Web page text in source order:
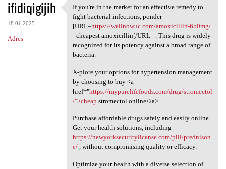
ifidiqigijih
18.01.2025
Adres
If you're in the market for
If you're in the market for an effective remedy to
fight bacterial infections, ponder
[URL=https://wellnowuc.com/amoxicillin-650mg/
- cheapest amoxicillin[/URL - . This drug is widely
recognized for its potency against a broad range of
bacteria.
X-plore your options for hypertension management
by choosing to buy <a
href="https://mypurelifefoods.com/drug/stromectol
/">cheap stromectol online</a> .
Purchase affordable drugs safely and easily online.
Get your health solutions, including
https://newyorksecuritylicense.com/pill/prednison
e/, without compromising quality or efficacy.
Optimize your health with a diverse selection of